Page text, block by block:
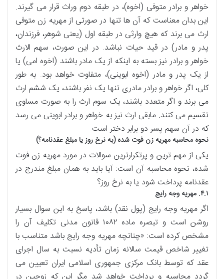
خواهر و برادر متوفی (اخوه)، در طبقه دوم وراث قرار می گیرند.
این بدان معناست که آن ها تنها در صورتی از مهریه زن متوفی
ارث می برند که هیچ وارثی در طبقه اول (یعنی شوهر، فرزندان،
پدر و مادر) در قید حیات نباشد. در این صورت، سهم الارث
خواهر و برادر نیز بسته به اینکه از یک مادر باشند (اخوه امی) یا
از یک پدر و مادر (اخوه ابوینی)، متفاوت خواهد بود. به طور
کلی، اگر خواهر و برادر مادری تنها یک نفر باشند، یک ششم ارث
می برند و اگر متعدد باشند، یک سوم ارث را به صورت مساوی
تقسیم می کنند. مابقی ارث نیز به خواهر و برادر ابوینی می رسد
که در آن سهم پسر دو برابر دختر است.
نحوه محاسبه مهریه زن فوت شده (به نرخ روز یا مبلغ عقدنامه؟)
یکی از مهم ترین و پرتکرارترین سوالات در مورد مهریه زن فوت
شده، نحوه محاسبه آن است: آیا باید به همان مبلغ مندرج در
عقدنامه پرداخت شود یا به نرخ روز؟
۴.۱. مهریه وجه رایج
اگر مهریه وجه رایج (پول نقد) باشد، پاسخ به این سوال بسیار
روشن است و تبصره ماده ۱۰۸۲ قانون مدنی تکلیف آن را
مشخص کرده است: «چنانچه مهریه وجه رایج باشد متناسب با
تغییر شاخص قیمت سالانه زمان تأدیه نسبت به سال اجرای
عقد که توسط بانک مرکزی جمهوری اسلامی ایران تعیین می